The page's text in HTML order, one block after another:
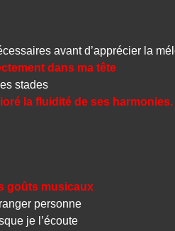
avant d’apprécier la
dans ma tête
stades
la fluidité de ses harmonies.
goûts musicaux
personne
je l’écoute